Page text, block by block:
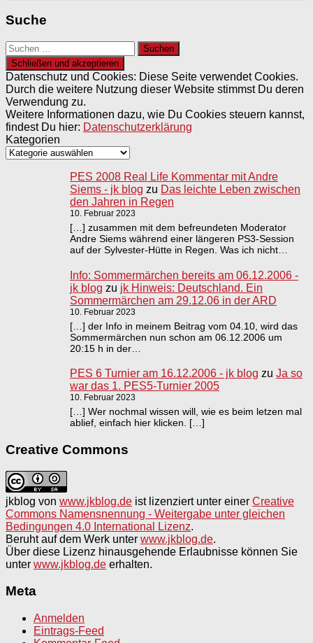
Suche
Suchen
nach:
Datenschutz und Cookies: Diese Seite verwendet Cookies.
Durch die weitere Nutzung dieser Website stimmst Du deren
Verwendung zu.
Weitere Informationen dazu, wie Du Cookies steuern kannst,
findest Du hier: Datenschutzerklärung
Kategorien
PES 2008 Real Life Kommentar mit Andre
Siems - jk blog zu Das leichte Leben zwischen
den Jahren in Regen
10. Februar 2023
[…] zusammen mit dem befreundeten Moderator
Andre Siems während einer längeren PS3-Session
auf der Sylvester-Hütte in Regen. Was ich nicht…
Info: Sommermärchen bereits am 06.12.2006 -
jk blog zu jk Hinweis: Deutschland. Ein
Sommermärchen am 29.12.06 in der ARD
10. Februar 2023
[…] der Info in meinem Beitrag vom 04.10, wird das
Sommermärchen nun schon am 06.12.2006 um
20:15 h in der…
PES 6 Turnier am 16.12.2006 - jk blog zu Ja so
war das 1. PES5-Turnier 2005
10. Februar 2023
[…] Wer nochmal wissen will, wie es beim letzen mal
ablief, einfach hier klicken. […]
Creative Commons
jkblog von www.jkblog.de ist lizenziert unter einer Creative
Commons Namensnennung - Weitergabe unter gleichen
Bedingungen 4.0 International Lizenz.
Beruht auf dem Werk unter www.jkblog.de.
Über diese Lizenz hinausgehende Erlaubnisse können Sie
unter www.jkblog.de erhalten.
Meta
Anmelden
Eintrags-Feed